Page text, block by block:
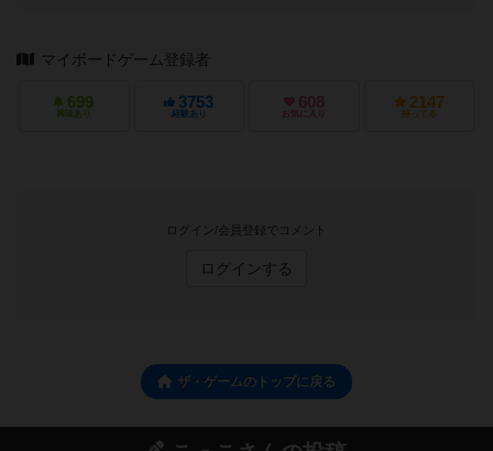
マイボードゲーム登録者
699
興味あり
3753
経験あり
608
お気に入り
2147
持ってる
ログイン/会員登録でコメント
ログインする
ザ・ゲームのトップに戻る